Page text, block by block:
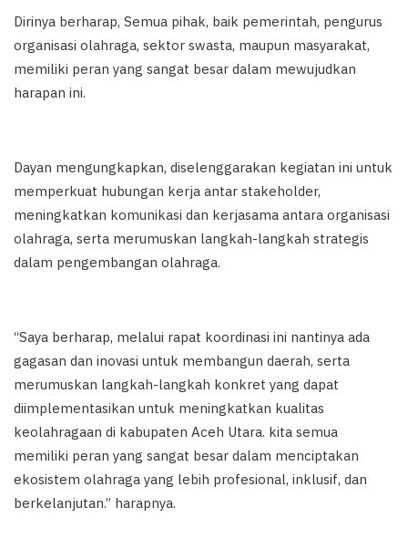
Dirinya berharap, Semua pihak, baik pemerintah, pengurus
organisasi olahraga, sektor swasta, maupun masyarakat,
memiliki peran yang sangat besar dalam mewujudkan
harapan ini.
Dayan mengungkapkan, diselenggarakan kegiatan ini untuk
memperkuat hubungan kerja antar stakeholder,
meningkatkan komunikasi dan kerjasama antara organisasi
olahraga, serta merumuskan langkah-langkah strategis
dalam pengembangan olahraga.
“Saya berharap, melalui rapat koordinasi ini nantinya ada
gagasan dan inovasi untuk membangun daerah, serta
merumuskan langkah-langkah konkret yang dapat
diimplementasikan untuk meningkatkan kualitas
keolahragaan di kabupaten Aceh Utara. kita semua
memiliki peran yang sangat besar dalam menciptakan
ekosistem olahraga yang lebih profesional, inklusif, dan
berkelanjutan.” harapnya.